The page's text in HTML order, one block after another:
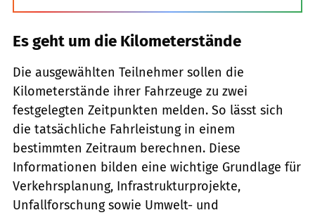
Es geht um die Kilometerstände
Die ausgewählten Teilnehmer sollen die
Kilometerstände ihrer Fahrzeuge zu zwei
festgelegten Zeitpunkten melden. So lässt sich
die tatsächliche Fahrleistung in einem
bestimmten Zeitraum berechnen. Diese
Informationen bilden eine wichtige Grundlage für
Verkehrsplanung, Infrastrukturprojekte,
Unfallforschung sowie Umwelt- und